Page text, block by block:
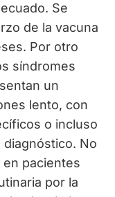
Se
de la vacuna
Por otro
síndromes
un
lento, con
o incluso
No
pacientes
por la